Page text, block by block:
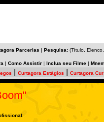
Parcerias | Pesquisa: (Título,
| Como Assistir | Inclua seu Filme |
Curtagora Estágios Curtagora
: